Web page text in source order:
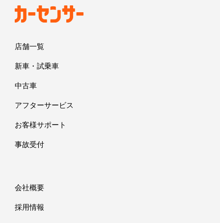
店舗一覧
新車・試乗車
中古車
アフターサービス
お客様サポート
事故受付
会社概要
採用情報